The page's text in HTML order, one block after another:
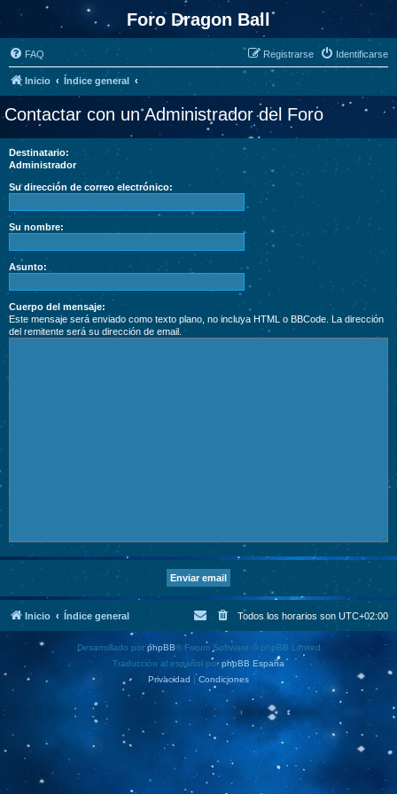
Foro Dragon Ball
FAQ Identificarse
Registrarse
Inicio Índice general
Contactar con un Administrador del Foro
Destinatario:
Administrador
Su dirección de correo electrónico:
Su nombre:
Asunto:
Cuerpo del mensaje:
Este mensaje será enviado como texto plano, no incluya HTML o BBCode. La dirección
del remitente será su dirección de email.
Inicio Índice general Todos los horarios son UTC+02:00
Desarrollado por phpBB® Forum Software © phpBB Limited
Traducción al español por phpBB España
Privacidad | Condiciones